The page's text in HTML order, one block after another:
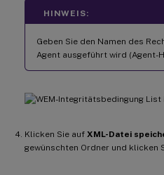
HINWEIS:
Geben Sie den Namen des
Agent ausgeführt wird (Agent-
Klicken Sie auf XML-Datei
gewünschten Ordner und klicken